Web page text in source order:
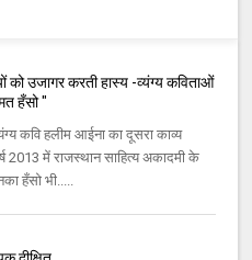
को उजागर करती हास्य -व्यंग्य कविताओं
हँसो "
कवि हलीम आईना का दूसरा काव्य
2013 में राजस्थान साहित्य अकादमी के
हँसो भी.....